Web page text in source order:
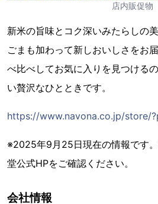
店内販促物
新米の旨味とコク深いみたらしの
ごまも加わって新しおいしさをお
べ比べしてお気に入りを見つける
い贅沢なひとときです。
https://www.navona.co.jp/store/
※2025年9月25日現在の情報です
堂公式HPをご確認ください。
会社情報